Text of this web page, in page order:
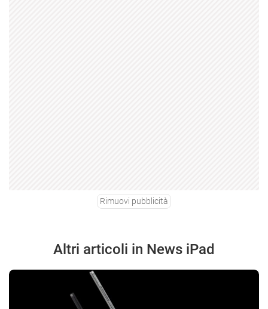
Rimuovi pubblicità
Altri articoli in News iPad